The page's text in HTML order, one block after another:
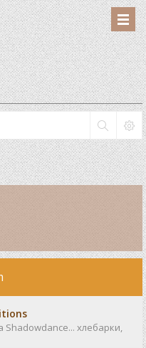
Shadowdance... хлебарки,